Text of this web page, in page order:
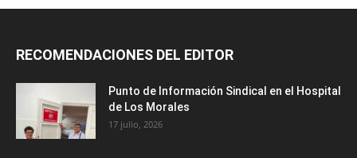
RECOMENDACIONES DEL EDITOR
Punto de Información Sindical en el Hospital
de Los Morales
17 julio, 2026